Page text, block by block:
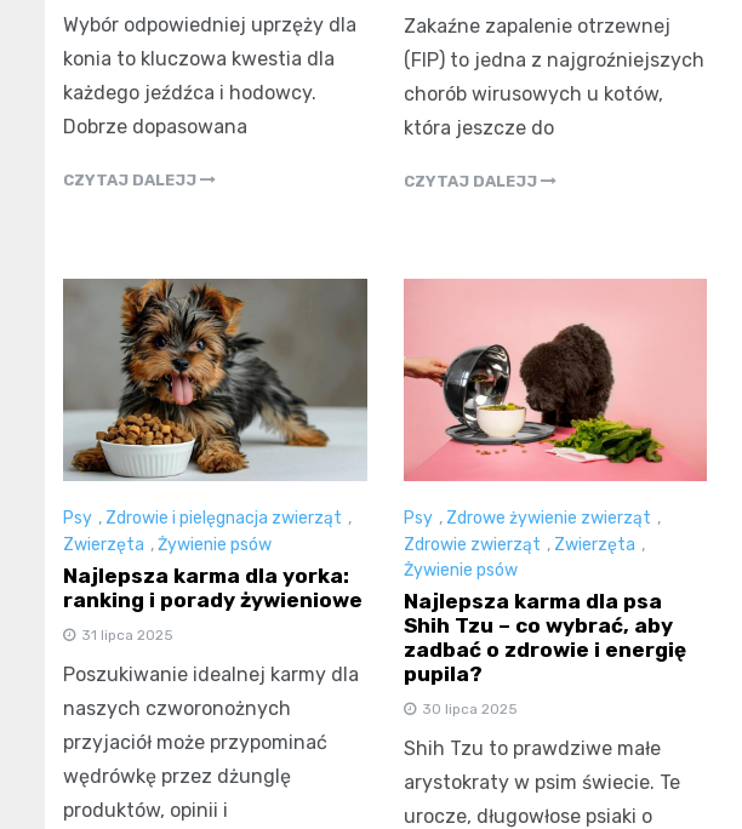
Wybór odpowiedniej uprzęży dla
konia to kluczowa kwestia dla
każdego jeźdźca i hodowcy.
Dobrze dopasowana
CZYTAJ DALEJJ
Zakaźne zapalenie otrzewnej
(FIP) to jedna z najgroźniejszych
chorób wirusowych u kotów,
która jeszcze do
CZYTAJ DALEJJ
Psy , Zdrowie i pielęgnacja zwierząt ,
Zwierzęta ,Żywienie psów
Najlepsza karma dla yorka:
ranking i porady żywieniowe
31 lipca 2025
Poszukiwanie idealnej karmy dla
naszych czworonożnych
przyjaciół może przypominać
wędrówkę przez dżunglę
produktów, opinii i
Psy , Zdrowe żywienie zwierząt ,
Zdrowie zwierząt , Zwierzęta ,
Żywienie psów
Najlepsza karma dla psa
Shih Tzu – co wybrać, aby
zadbać o zdrowie i energię
pupila?
30 lipca 2025
Shih Tzu to prawdziwe małe
arystokraty w psim świecie. Te
urocze, długowłose psiaki o